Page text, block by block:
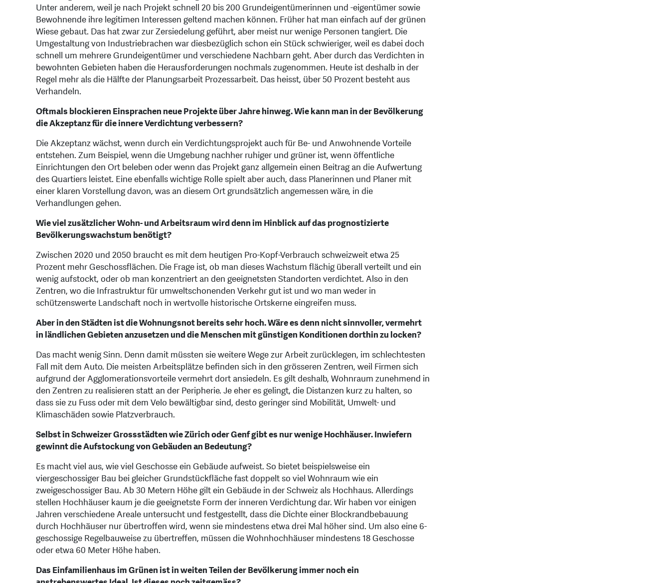
Unter anderem, weil je nach Projekt schnell 20 bis 200 Grundeigentümerinnen und -eigentümer sowie
Bewohnende ihre legitimen Interessen geltend machen können. Früher hat man einfach auf der grünen
Wiese gebaut. Das hat zwar zur Zersiedelung geführt, aber meist nur wenige Personen tangiert. Die
Umgestaltung von Industriebrachen war diesbezüglich schon ein Stück schwieriger, weil es dabei doch
schnell um mehrere Grundeigentümer und verschiedene Nachbarn geht. Aber durch das Verdichten in
bewohnten Gebieten haben die Herausforderungen nochmals zugenommen. Heute ist deshalb in der
Regel mehr als die Hälfte der Planungsarbeit Prozessarbeit. Das heisst, über 50 Prozent besteht aus
Verhandeln.
Oftmals blockieren Einsprachen neue Projekte über Jahre hinweg. Wie kann man in der Bevölkerung
die Akzeptanz für die innere Verdichtung verbessern?
Die Akzeptanz wächst, wenn durch ein Verdichtungsprojekt auch für Be- und Anwohnende Vorteile
entstehen. Zum Beispiel, wenn die Umgebung nachher ruhiger und grüner ist, wenn öffentliche
Einrichtungen den Ort beleben oder wenn das Projekt ganz allgemein einen Beitrag an die Aufwertung
des Quartiers leistet. Eine ebenfalls wichtige Rolle spielt aber auch, dass Planerinnen und Planer mit
einer klaren Vorstellung davon, was an diesem Ort grundsätzlich angemessen wäre, in die
Verhandlungen gehen.
Wie viel zusätzlicher Wohn- und Arbeitsraum wird denn im Hinblick auf das prognostizierte
Bevölkerungswachstum benötigt?
Zwischen 2020 und 2050 braucht es mit dem heutigen Pro-Kopf-Verbrauch schweizweit etwa 25
Prozent mehr Geschossflächen. Die Frage ist, ob man dieses Wachstum flächig überall verteilt und ein
wenig aufstockt, oder ob man konzentriert an den geeignetsten Standorten verdichtet. Also in den
Zentren, wo die Infrastruktur für umweltschonenden Verkehr gut ist und wo man weder in
schützenswerte Landschaft noch in wertvolle historische Ortskerne eingreifen muss.
Aber in den Städten ist die Wohnungsnot bereits sehr hoch. Wäre es denn nicht sinnvoller, vermehrt
in ländlichen Gebieten anzusetzen und die Menschen mit günstigen Konditionen dorthin zu locken?
Das macht wenig Sinn. Denn damit müssten sie weitere Wege zur Arbeit zurücklegen, im schlechtesten
Fall mit dem Auto. Die meisten Arbeitsplätze befinden sich in den grösseren Zentren, weil Firmen sich
aufgrund der Agglomerationsvorteile vermehrt dort ansiedeln. Es gilt deshalb, Wohnraum zunehmend in
den Zentren zu realisieren statt an der Peripherie. Je eher es gelingt, die Distanzen kurz zu halten, so
dass sie zu Fuss oder mit dem Velo bewältigbar sind, desto geringer sind Mobilität, Umwelt- und
Klimaschäden sowie Platzverbrauch.
Selbst in Schweizer Grossstädten wie Zürich oder Genf gibt es nur wenige Hochhäuser. Inwiefern
gewinnt die Aufstockung von Gebäuden an Bedeutung?
Es macht viel aus, wie viel Geschosse ein Gebäude aufweist. So bietet beispielsweise ein
viergeschossiger Bau bei gleicher Grundstückfläche fast doppelt so viel Wohnraum wie ein
zweigeschossiger Bau. Ab 30 Metern Höhe gilt ein Gebäude in der Schweiz als Hochhaus. Allerdings
stellen Hochhäuser kaum je die geeignetste Form der inneren Verdichtung dar. Wir haben vor einigen
Jahren verschiedene Areale untersucht und festgestellt, dass die Dichte einer Blockrandbebauung
durch Hochhäuser nur übertroffen wird, wenn sie mindestens etwa drei Mal höher sind. Um also eine 6-
geschossige Regelbauweise zu übertreffen, müssen die Wohnhochhäuser mindestens 18 Geschosse
oder etwa 60 Meter Höhe haben.
Das Einfamilienhaus im Grünen ist in weiten Teilen der Bevölkerung immer noch ein